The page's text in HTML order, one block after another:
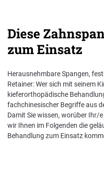
Markenbotschafter
Diese
zum Einsatz
Herausnehmbare Spangen,
Retainer: Wer sich mit seinem
kieferorthopädische
fachchinesischer Begriffe aus
Damit Sie wissen, worüber Ihr/
wir Ihnen im Folgenden die
Behandlung zum Einsatz